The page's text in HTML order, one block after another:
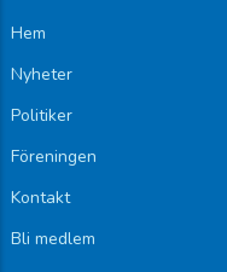
Hem
Nyheter
Politiker
Föreningen
Kontakt
Bli medlem